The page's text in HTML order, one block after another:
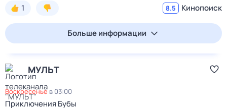
1 8.5 Кинопоиск
Больше информации
МУЛЬТ
воскресенье в 03:00
Приключения Бубы